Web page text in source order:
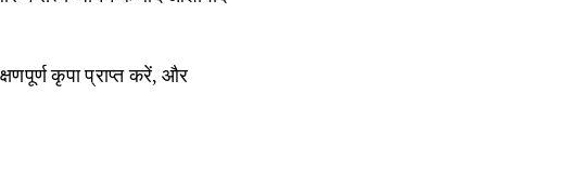
कृपा प्राप्त करें, और